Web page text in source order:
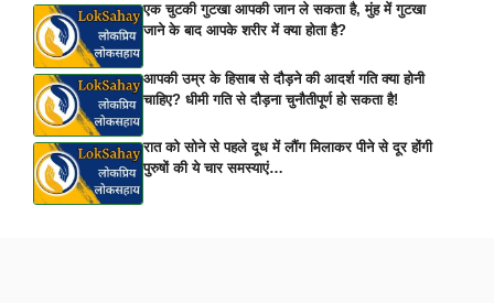
एक चुटकी गुटखा आपकी जान ले सकता है, मुंह में गुटखा
जाने के बाद आपके शरीर में क्या होता है?
आपकी उम्र के हिसाब से दौड़ने की आदर्श गति क्या होनी
चाहिए? धीमी गति से दौड़ना चुनौतीपूर्ण हो सकता है!
रात को सोने से पहले दूध में लौंग मिलाकर पीने से दूर होंगी
पुरुषों की ये चार समस्याएं…